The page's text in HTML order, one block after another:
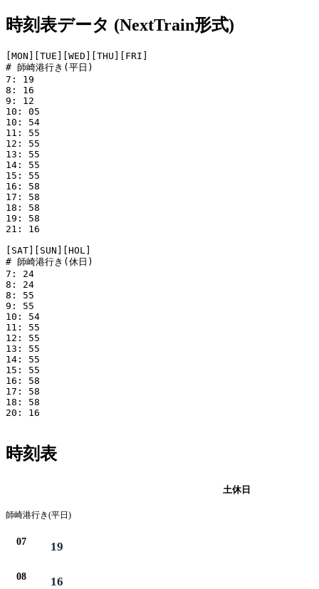
時刻表データ (NextTrain形式)
[MON][TUE][WED][THU][FRI]
# 師崎港行き(平日)
7: 19
8: 16
9: 12
10: 05
10: 54
11: 55
12: 55
13: 55
14: 55
15: 55
16: 58
17: 58
18: 58
19: 58
21: 16
[SAT][SUN][HOL]
# 師崎港行き(休日)
7: 24
8: 24
8: 55
9: 55
10: 54
11: 55
12: 55
13: 55
14: 55
15: 55
16: 58
17: 58
18: 58
20: 16
時刻表
土休日
師崎港行き(平日)
07 19
08 16